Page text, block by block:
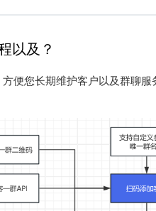
以及？
便您长期维护客户以及群聊